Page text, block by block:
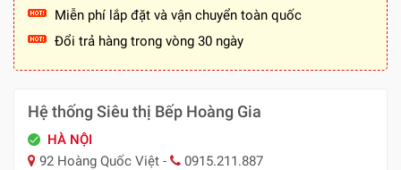
Miễn phí lắp đặt và vận chuyển toàn quốc
Đổi trả hàng trong vòng 30 ngày
Hệ thống Siêu thị Bếp Hoàng Gia
HÀ NỘI
92 Hoàng Quốc Việt -
0915.211.887